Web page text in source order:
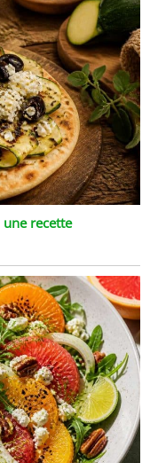
recette